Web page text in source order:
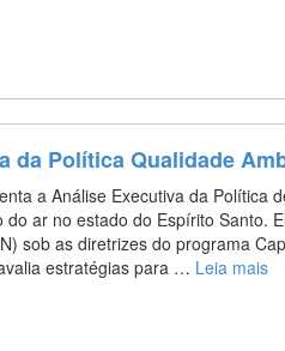
da Política Qualidade
a Análise Executiva da Política
ar no estado do Espírito Santo.
sob as diretrizes do programa
estratégias para … Leia mais